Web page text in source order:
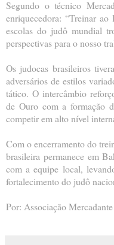
Segundo o técnico
enriquecedora: “Treinar
escolas do judô mundial
perspectivas para o nosso
Os judocas brasileiros
adversários de estilos
tático. O intercâmbio
de Ouro com a formação
competir em alto nível
Com o encerramento do
brasileira permanece em
com a equipe local,
fortalecimento do judô
Por: Associação